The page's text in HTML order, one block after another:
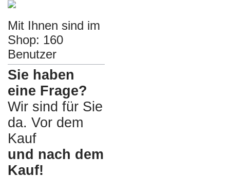
Mit Ihnen sind im
Shop: 160
Benutzer
Sie haben
eine Frage?
Wir sind für Sie
da. Vor dem
Kauf
und nach dem
Kauf!